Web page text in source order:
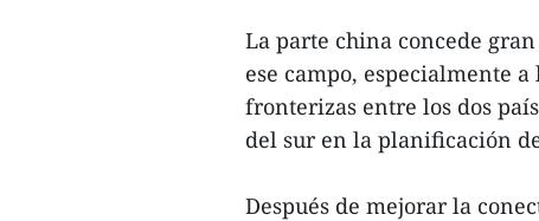
La parte china concede
ese campo, especialmente
fronterizas entre los dos
del sur en la planificación
Después de mejorar la